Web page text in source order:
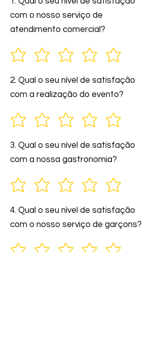
com o nosso serviço de
atendimento comercial?
2. Qual o seu nível de satisfação
com a realização do evento?
3. Qual o seu nível de satisfação
com a nossa gastronomia?
4. Qual o seu nível de satisfação
com o nosso serviço de garçons?